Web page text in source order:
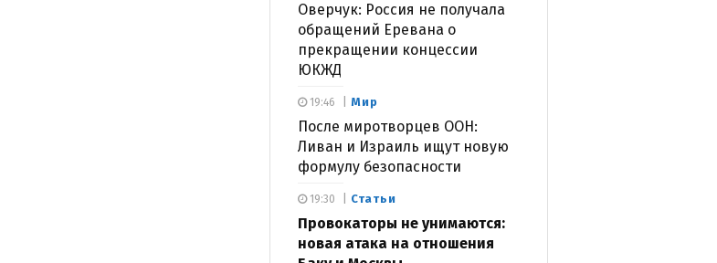
Оверчук: Россия не получала
обращений Еревана о
прекращении концессии
ЮКЖД
Мир
После миротворцев ООН:
Ливан и Израиль ищут новую
формулу безопасности
19:46
Статьи
Провокаторы не унимаются:
новая атака на отношения
19:30